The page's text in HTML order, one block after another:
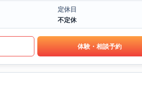
定休日
不定休
体験・相談予約